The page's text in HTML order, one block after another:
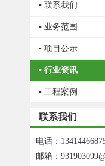
▪ 联系我们
▪ 业务范围
▪ 项目公示
▪ 行业资讯
▪ 工程案例
联系我们
电话：
邮箱：